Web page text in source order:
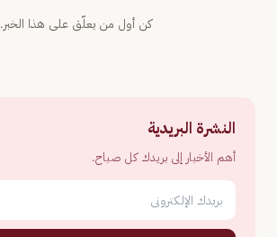
كن أول من يعلّق على هذا الخبر.
النشرة البريدية
أهم الأخبار إلى بريدك كل صباح.